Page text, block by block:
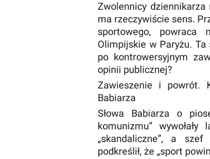
Zwolennicy
ma rzeczywiście sens.
sportowego, powraca
Olimpijskie w Paryżu. Ta
po kontrowersyjnym
opinii publicznej?
Zawieszenie i powrót.
Babiarza
Słowa Babiarza o
komunizmu”
„skandaliczne”, a
podkreślił, że „sport